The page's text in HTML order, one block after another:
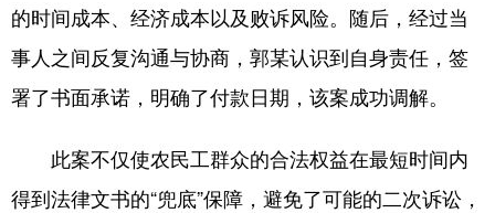
的时间成本、经济成本以及败诉风险。随后，经过当
事人之间反复沟通与协商，郭某认识到自身责任，签
署了书面承诺，明确了付款日期，该案成功调解。
此案不仅使农民工群众的合法权益在最短时间内
得到法律文书的“兜底”保障，避免了可能的二次诉讼，